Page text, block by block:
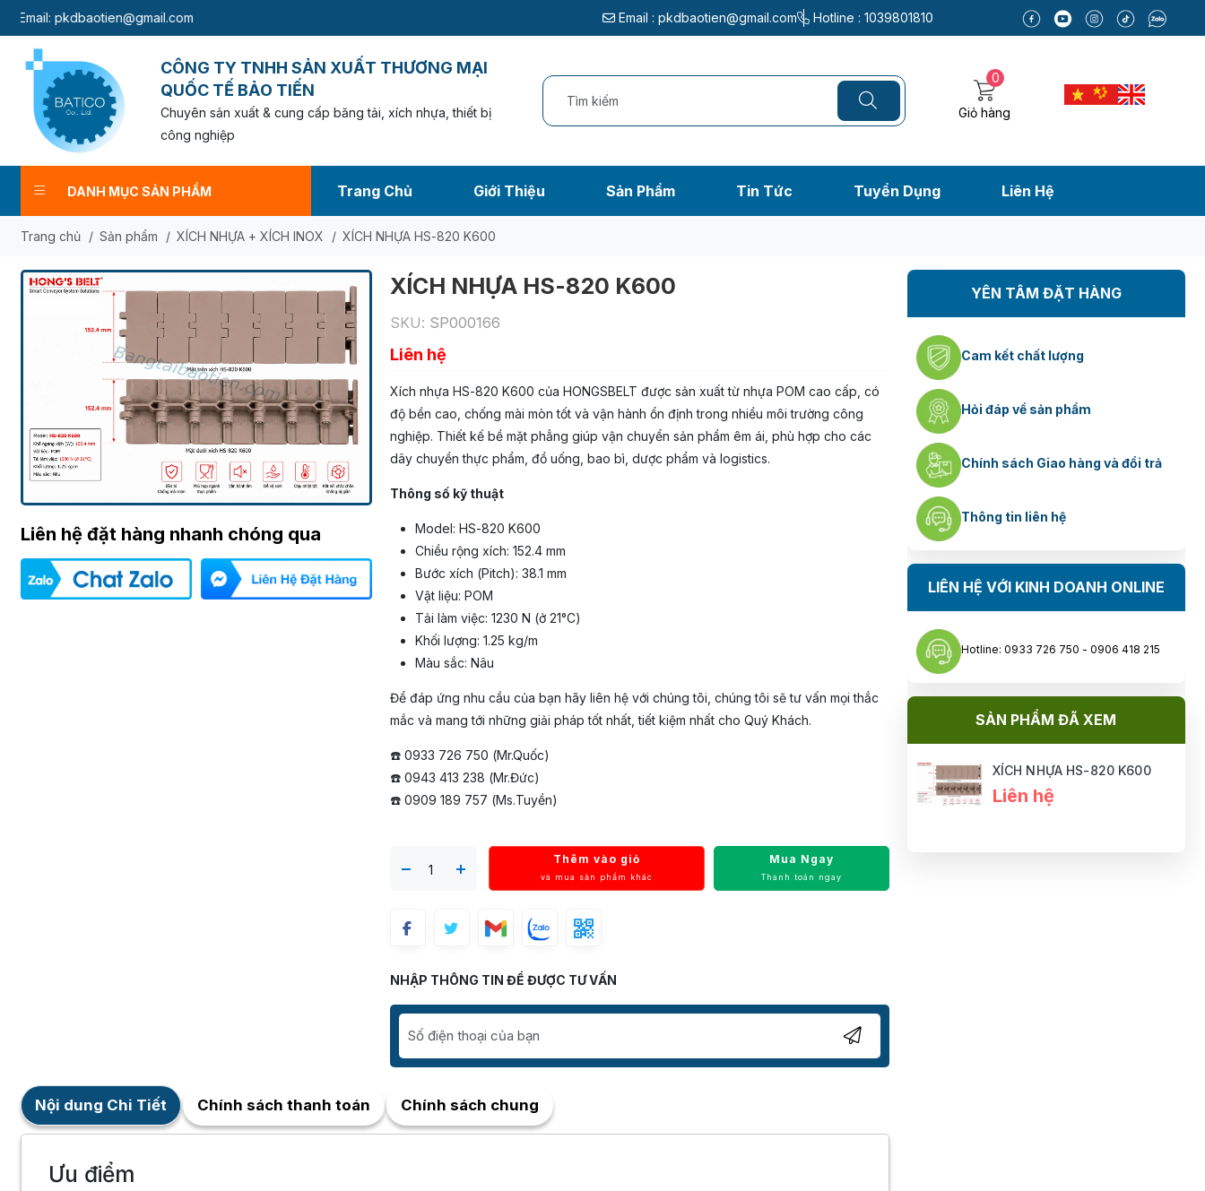
pkdbaotien@gmail.com Email : pkdbaotien@gmail.com Hotline : 1039801810
CÔNG TY TNHH SẢN XUẤT THƯƠNG MẠI
QUỐC TẾ BẢO TIẾN
Chuyên sản xuất & cung cấp băng tải, xích nhựa, thiết bị
công nghiệp
0
Giỏ hàng
DANH MỤC SẢN PHẨM Trang Chủ Giới Thiệu Sản Phẩm Tin Tức Tuyển Dụng Liên Hệ
Trang chủ / Sản phẩm / XÍCH NHỰA + XÍCH INOX / XÍCH NHỰA HS-820 K600
Liên hệ đặt hàng nhanh chóng qua
XÍCH NHỰA HS-820 K600
SKU: SP000166
Liên hệ
Xích nhựa HS-820 K600 của HONGSBELT được sản xuất từ nhựa POM cao cấp, có
độ bền cao, chống mài mòn tốt và vận hành ổn định trong nhiều môi trường công
nghiệp. Thiết kế bề mặt phẳng giúp vận chuyển sản phẩm êm ái, phù hợp cho các
dây chuyền thực phẩm, đồ uống, bao bì, dược phẩm và logistics.
Thông số kỹ thuật
Model: HS-820 K600
Chiều rộng xích: 152.4 mm
Bước xích (Pitch): 38.1 mm
Vật liệu: POM
Tải làm việc: 1230 N (ở 21°C)
Khối lượng: 1.25 kg/m
Màu sắc: Nâu
Để đáp ứng nhu cầu của bạn hãy liên hệ với chúng tôi, chúng tôi sẽ tư vấn mọi thắc
mắc và mang tới những giải pháp tốt nhất, tiết kiệm nhất cho Quý Khách.
☎️ 0933 726 750 (Mr.Quốc)
☎️ 0943 413 238 (Mr.Đức)
☎️ 0909 189 757 (Ms.Tuyền)
Thêm vào giỏ
và mua sản phẩm khác
Mua Ngay
Thanh toán ngay
NHẬP THÔNG TIN ĐỂ ĐƯỢC TƯ VẤN
Nội dung Chi Tiết Chính sách thanh toán Chính sách chung
Ưu điểm
YÊN TÂM ĐẶT HÀNG
Cam kết chất lượng
Hỏi đáp về sản phẩm
Chính sách Giao hàng và đổi trả
Thông tin liên hệ
LIÊN HỆ VỚI KINH DOANH ONLINE
Hotline: 0933 726 750 - 0906 418 215
SẢN PHẨM ĐÃ XEM
XÍCH NHỰA HS-820 K600
Liên hệ